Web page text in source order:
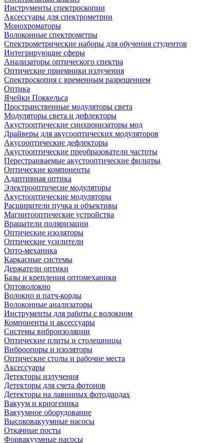
Инструменты спектроскопии
Аксессуары для спектрометрии
Монохроматоры
Волоконные спектрометры
Спектрометрические наборы для обучения студентов
Интегрирующие сферы
Анализаторы оптического спектра
Оптические приемники излучения
Спектроскопия с временным разрешением
Оптика
Ячейки Поккельса
Пространственные модуляторы света
Модуляторы света и дефлекторы
Акустооптические синхронизаторы мод
Драйверы для акусооптических модуляторов
Акусооптические дефлекторы
Акустооптические преобразователи частоты
Перестраиваемые акустооптические фильтры
Оптические компоненты
Адаптивная оптика
Электрооптичесие модуляторы
Акустооптические модуляторы
Расширители пучка и объективы
Магнитооптические устройства
Вращатели поляризации
Оптические изоляторы
Оптические усилители
Опто-механика
Каркасные системы
Держатели оптики
Базы и крепления оптомеханики
Оптоволокно
Волокно и патч-корды
Волоконные анализаторы
Инструменты для работы с волокном
Компоненты и аксессуары
Системы виброизоляции
Оптические плиты и столешницы
Виброопоры и изоляторы
Оптические столы и рабочие места
Аксессуары
Детекторы излучения
Детекторы для счета фотонов
Детекторы на лавинных фотодиодах
Вакуум и криогеника
Вакуумное оборудование
Высоковакуумные насосы
Откачные посты
Форвакуумные насосы